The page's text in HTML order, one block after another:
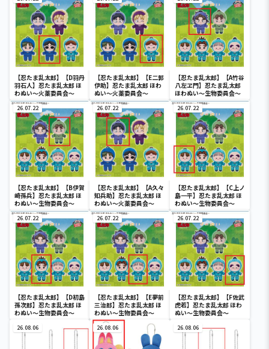
【忍たま乱太郎】【D羽丹
羽石人】忍たま乱太郎 ほ
わぬい～火薬委員会～
【忍たま乱太郎】【E二郭
伊助】忍たま乱太郎 ほわ
ぬい～火薬委員会～
【忍たま乱太郎】【A竹谷
八左ヱ門】忍たま乱太郎
ほわぬい～生物委員会～
26.07.22
【忍たま乱太郎】【B伊賀
崎孫兵】忍たま乱太郎 ほ
わぬい～生物委員会～
26.07.22
【忍たま乱太郎】【A久々
知兵助】忍たま乱太郎 ほ
わぬい～火薬委員会～
26.07.22
【忍たま乱太郎】【C上ノ
島一平】忍たま乱太郎 ほ
わぬい～生物委員会～
26.07.22
【忍たま乱太郎】【D初島
孫次郎】忍たま乱太郎 ほ
わぬい～生物委員会～
26.07.22
【忍たま乱太郎】【E夢前
三治郎】忍たま乱太郎 ほ
わぬい～生物委員会～
26.07.22
【忍たま乱太郎】【F佐武
虎若】忍たま乱太郎 ほわ
ぬい～生物委員会～
26.08.06 26.08.06 26.08.06